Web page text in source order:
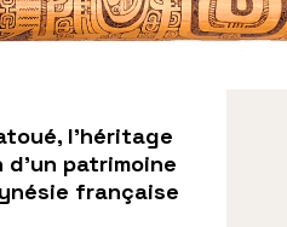
l’héritage
patrimoine
française